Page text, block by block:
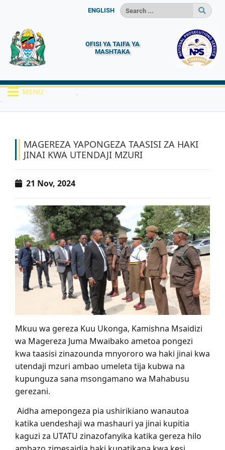
ENGLISH
OFISI YA TAIFA YA
MASHTAKA
MENU
MAGEREZA YAPONGEZA TAASISI ZA HAKI
JINAI KWA UTENDAJI MZURI
21 Nov, 2024
Mkuu wa gereza Kuu Ukonga, Kamishna Msaidizi
wa Magereza Juma Mwaibako ametoa pongezi
kwa taasisi zinazounda mnyororo wa haki jinai kwa
utendaji mzuri ambao umeleta tija kubwa na
kupunguza sana msongamano wa Mahabusu
gerezani.
Aidha amepongeza pia ushirikiano wanautoa
katika uendeshaji wa mashauri ya jinai kupitia
kaguzi za UTATU zinazofanyika katika gereza hilo